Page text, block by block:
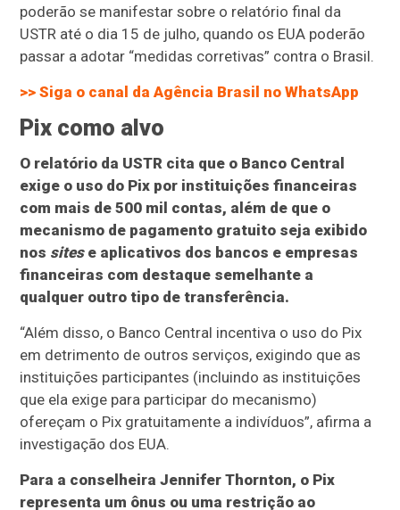
poderão se manifestar sobre o relatório final da
USTR até o dia 15 de julho, quando os EUA poderão
passar a adotar “medidas corretivas” contra o Brasil.
>> Siga o canal daAgência Brasil no WhatsApp
Pix como alvo
O relatório da USTR cita que o Banco Central
exige o uso do Pix por instituições financeiras
com mais de 500 mil contas, além de que o
mecanismo de pagamento gratuito seja exibido
nos sitese aplicativos dos bancos e empresas
financeiras com destaque semelhante a
qualquer outro tipo de transferência.
“Além disso, o Banco Central incentiva o uso do Pix
em detrimento de outros serviços, exigindo que as
instituições participantes (incluindo as instituições
que ela exige para participar do mecanismo)
ofereçam o Pix gratuitamente a indivíduos”, afirma a
investigação dos EUA.
Para a conselheira Jennifer Thornton, o Pix
representa um ônus ou uma restrição ao